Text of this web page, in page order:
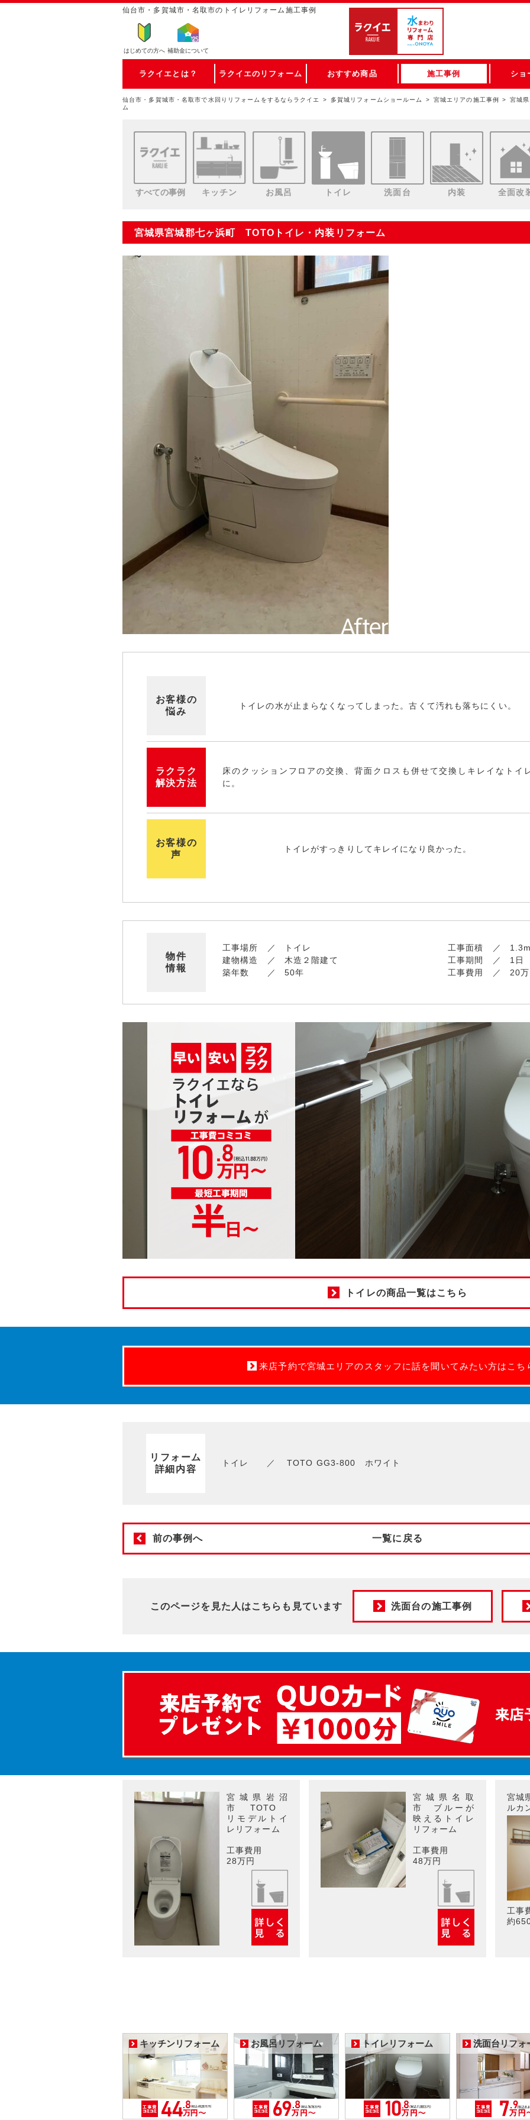
仙台市・多賀城市・名取市のトイレリフォーム施工事例
はじめての方へ 補助金について
ラクイエとは？ ラクイエのリフォーム おすすめ商品 施工事例 ショ
仙台市・多賀城市・名取市で水回りリフォームをするならラクイエ 多賀城リフォームショールーム 宮城エリアの施工事例
宮城
ム
すべての事例 キッチン お風呂 トイレ 洗面台 内装 全面改
宮城県宮城郡七ヶ浜町 TOTOトイレ・内装リフォーム
お客様の
悩み
トイレの水が止まらなくなってしまった。古くて汚れも落ちにくい。
ラクラク
解決方法
床のクッションフロアの交換、背面クロスも併せて交換しキレイなトイ
に。
お客様の
声
トイレがすっきりしてキレイになり良かった。
物件
情報
工事場所
トイレ
建物構造
木造２階建て
築年数
50年
工事面積
工事期間
1日
工事費用
20
トイレの商品一覧はこちら
来店予約で宮城エリアのスタッフに話を聞いてみたい方はこち
リフォーム
詳細内容
トイレ TOTO GG3-800 ホワイト
前の事例へ 一覧に戻る
このページを見た人はこちらも見ています 洗面台の施工事例
宮城県岩沼
市 TOTO
リモデルトイ
レリフォーム
工事費用
28万円
宮城県名取
市 ブルーが
映えるトイレ
リフォーム
工事費用
48万円
宮城
ルカ
工事
約
キッチンリフォーム お風呂リフォーム トイレリフォーム 洗面台リフォ